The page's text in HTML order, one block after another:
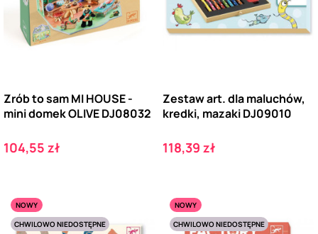
Zrób to sam MI HOUSE -
mini domek OLIVE DJ08032
Cena
104,55 zł
Zestaw art. dla maluchów,
kredki, mazaki DJ09010
Cena
118,39 zł
NOWY
CHWILOWO NIEDOSTĘPNE
NOWY
CHWILOWO NIEDOSTĘPNE